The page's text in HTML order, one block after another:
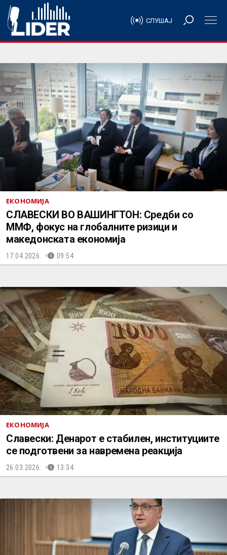
СЛУШАЈ
ЕКОНОМИЈА
СЛАВЕСКИ ВО ВАШИНГТОН: Средби со
ММФ, фокус на глобалните ризици и
македонската економија
17.04.2026. 09:54
ЕКОНОМИЈА
Славески: Денарот е стабилен, институциите
се подготвени за навремена реакција
26.03.2026. 13:34